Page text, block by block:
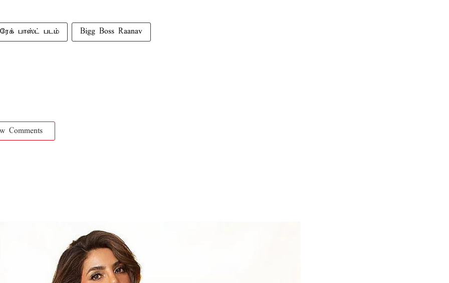
பாஸ்ட் படம் Bigg Boss Raanav
Comments